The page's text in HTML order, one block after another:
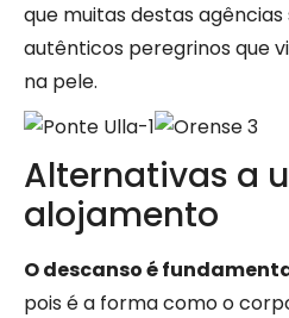
que muitas destas
autênticos peregrinos que
na pele.
Alternativas a
alojamento
O descanso é
pois é a forma como o